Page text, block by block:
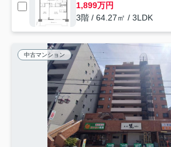
1,899万円
3階 / 64.27㎡ / 3LDK
中古マンション